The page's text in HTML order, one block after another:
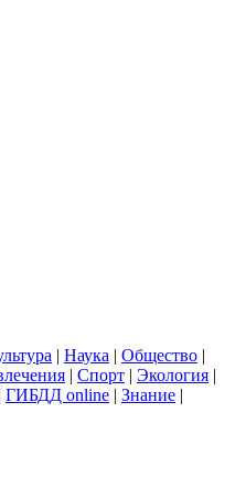
| Наука | Общество |
| Спорт | Экология |
ГИБДД online | Знание |